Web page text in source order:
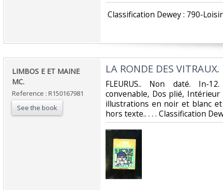
Classification Dewey : 790-
‎LIMBOS E ET MAINE
MC.‎
Reference : R150167981
See the book
‎LA RONDE DES VITRAUX.‎
‎FLEURUS.. Non daté. In-
convenable, Dos plié,
illustrations en noir et blanc
hors texte.. . . . Classification